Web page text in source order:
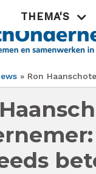
THEMA'S
Ron